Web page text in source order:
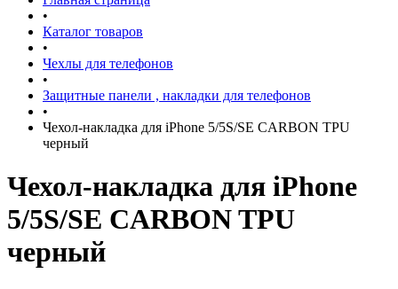
•
Каталог товаров
•
Чехлы для телефонов
•
Защитные панели , накладки для телефонов
•
Чехол-накладка для iPhone 5/5S/SE CARBON TPU
черный
Чехол-накладка для iPhone
5/5S/SE CARBON TPU
черный